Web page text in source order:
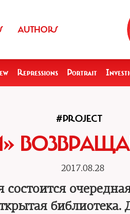
AUTHORS
Repressions Portrait
#PROJECT
2017.08.28
библиотека.